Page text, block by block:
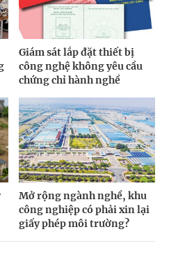
Giám sát lắp đặt thiết bị
công nghệ không yêu cầu
chứng chỉ hành nghề
Mở rộng ngành nghề, khu
công nghiệp có phải xin lại
giấy phép môi trường?